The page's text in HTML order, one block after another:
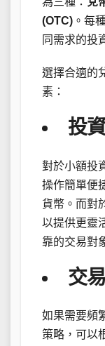
(OTC) 。每
同需求的投
選擇合適的
素：
投
對於小額投
操作簡單便
貨幣。而對
以提供更靈
靠的交易對
交
如果需要頻
策略，可以